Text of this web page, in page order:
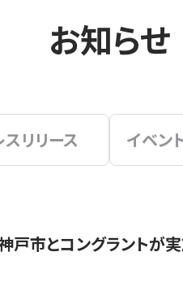
お知らせ
スリリース イベン
戸市とコングラントが